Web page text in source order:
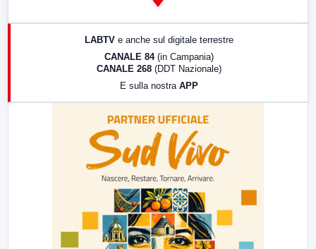
LABTV e anche sul digitale terrestre
CANALE 84 (in Campania)
CANALE 268 (DDT Nazionale)
E sulla nostra APP